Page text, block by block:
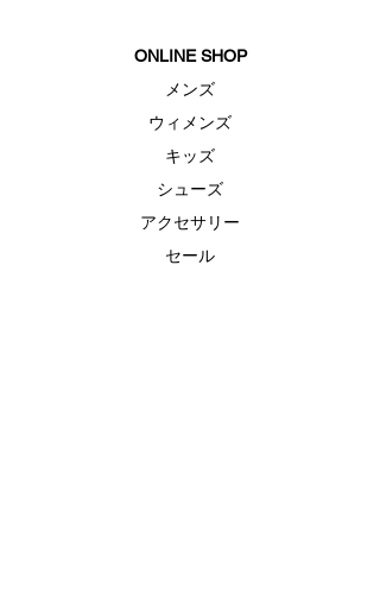
ONLINE SHOP
メンズ
ウィメンズ
キッズ
シューズ
アクセサリー
セール